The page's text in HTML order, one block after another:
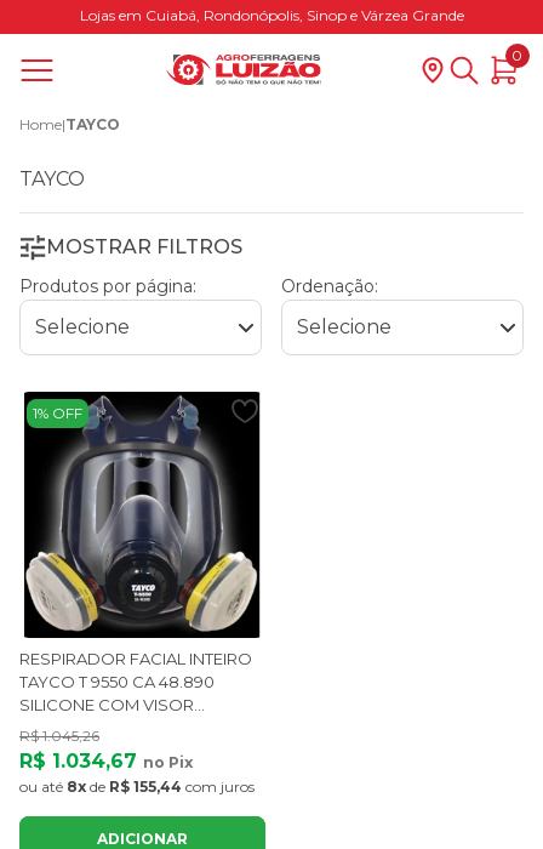
Lojas em Cuiabá, Rondonópolis, Sinop e Várzea Grande
0
Home|TAYCO
TAYCO
MOSTRAR FILTROS
Produtos por página: Ordenação:
1% OFF
RESPIRADOR FACIAL INTEIRO
TAYCO T 9550 CA 48.890
SILICONE COM VISOR
ANTIEMBAÇANTE
R$ 1.045,26
R$ 1.034,67 no Pix
ou até 8x de R$ 155,44 com juros
ADICIONAR